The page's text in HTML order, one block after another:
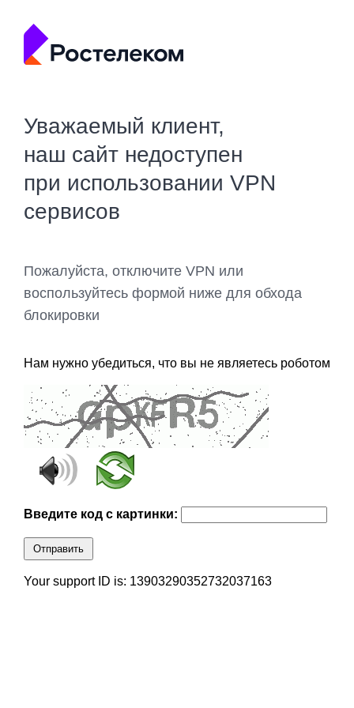
Уважаемый клиент,
наш сайт недоступен
при использовании VPN
сервисов
Пожалуйста, отключите VPN или
воспользуйтесь формой ниже для обхода
блокировки
Нам нужно убедиться, что вы не являетесь роботом
Введите код с картинки:
Отправить
Your support ID is: 13903290352732037163